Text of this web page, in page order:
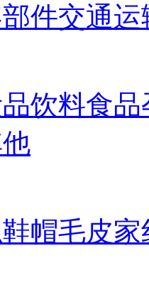
件交通
饮料食品
鞋帽毛皮家